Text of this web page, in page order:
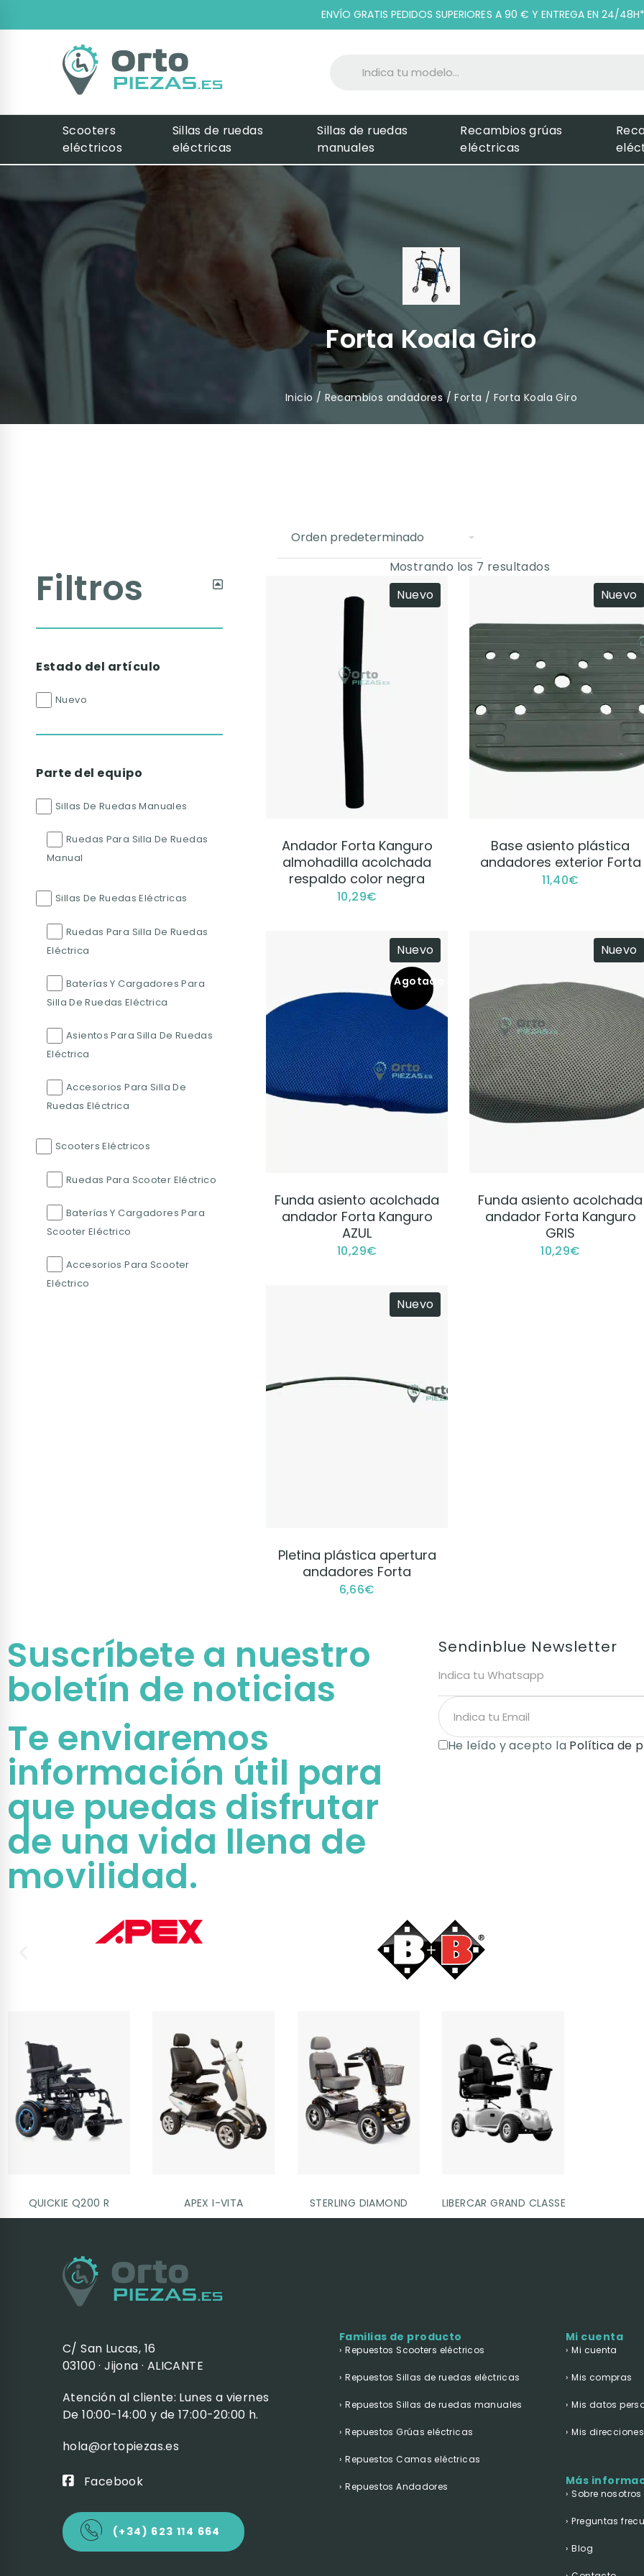
ENVÍO GRATIS PEDIDOS SUPERIORES A 90 € Y ENTREGA EN 24/48H*
Scooters
eléctricos
Sillas de ruedas
eléctricas
Sillas de ruedas
manuales
Recambios grúas
eléctricas
Forta Koala Giro
Inicio / Recambios andadores/Forta / Forta Koala Giro
Filtros
Estado del artículo
Nuevo
Parte del equipo
Sillas De Ruedas Manuales
Ruedas Para Silla De Ruedas
Manual
Sillas De Ruedas Eléctricas
Ruedas Para Silla De Ruedas
Eléctrica
Baterías Y Cargadores Para
Silla De Ruedas Eléctrica
Asientos Para Silla De Ruedas
Eléctrica
Accesorios Para Silla De
Ruedas Eléctrica
Scooters Eléctricos
Ruedas Para Scooter Eléctrico
Baterías Y Cargadores Para
Scooter Eléctrico
Accesorios Para Scooter
Eléctrico
Mostrando los 7 resultados
Nuevo
VER PRODUCTO
Andador Forta Kanguro
almohadilla acolchada
respaldo color negra
10,29€
Nuevo
VER PRODUCTO
Base asiento plástica
andadores exterior Forta
11,40€
Agotado
Nuevo
VER PRODUCTO
Funda asiento acolchada
andador Forta Kanguro
AZUL
10,29€
Nuevo
VER PRODUCTO
Funda asiento acolchada
andador Forta Kanguro
GRIS
10,29€
Nuevo
VER PRODUCTO
Pletina plástica apertura
andadores Forta
6,66€
Suscríbete a nuestro
boletín de noticias
Te enviaremos
información útil para
que puedas disfrutar
de una vida llena de
movilidad.
Sendinblue Newsletter
He leído y acepto la Política de
QUICKIE Q200 R APEX I-VITA STERLING DIAMOND LIBERCAR GRAND CLASSE
C/ San Lucas, 16
03100 · Jijona · ALICANTE
Atención al cliente: Lunes a viernes
De 10:00-14:00 y de 17:00-20:00 h.
hola@ortopiezas.es
Facebook
(+34) 623 114 664
Familias de producto
Repuestos Scooters eléctricos
Repuestos Sillas de ruedas eléctricas
Repuestos Sillas de ruedas manuales
Repuestos Grúas eléctricas
Repuestos Camas eléctricas
Repuestos Andadores
Mi cuenta
Mi cuenta
Mis compras
Mis datos
Mis direcciones
Más
Sobre nosotros
Preguntas
Blog